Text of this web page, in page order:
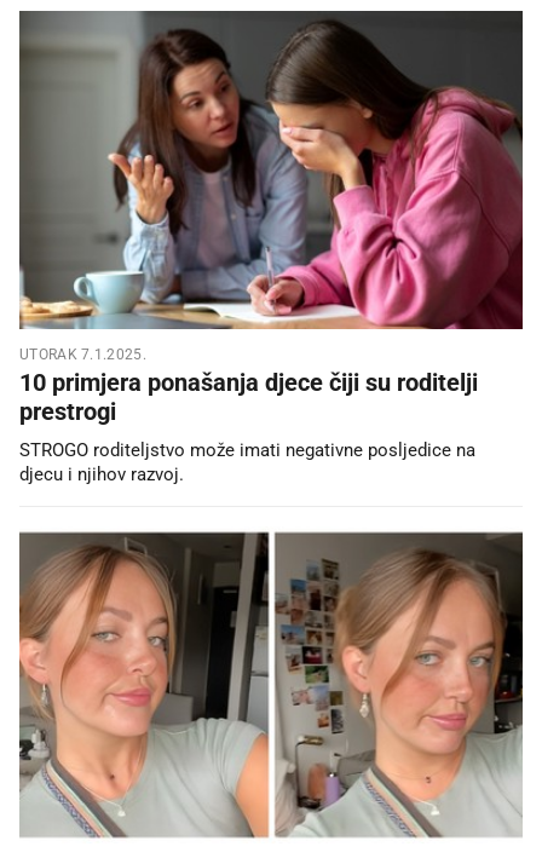
UTORAK 7.1.2025.
10 primjera ponašanja djece čiji su roditelji
prestrogi
STROGO roditeljstvo može imati negativne posljedice na
djecu i njihov razvoj.